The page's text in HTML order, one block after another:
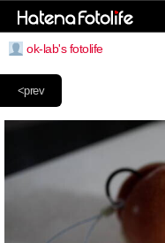
ok-lab's fotolife
<prev